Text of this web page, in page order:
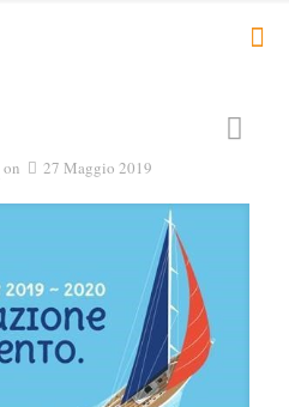
on 27 Maggio 2019